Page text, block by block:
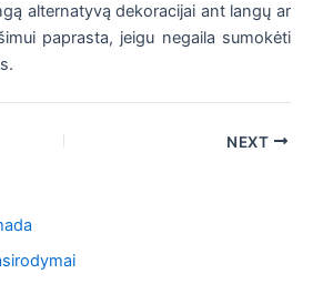
alternatyvą dekoracijai ant langų ar
paprasta, jeigu negaila sumokėti
NEXT